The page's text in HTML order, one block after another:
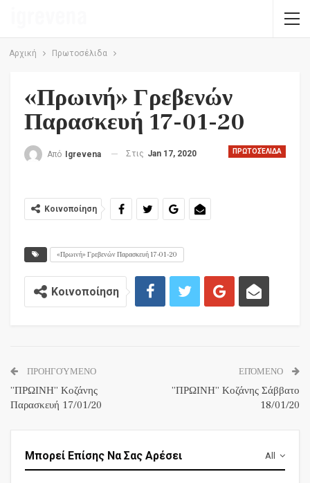
Αρχική Πρωτοσέλιδα
«Πρωινή» Γρεβενών
Παρασκευή 17-01-20
ΠΡΩΤΟΣΈΛΙΔΑ
Από Igrevena Στις Jan 17, 2020
Κοινοποίηση
«Πρωινή» Γρεβενών Παρασκευή 17-01-20
Κοινοποίηση
ΠΡΟΗΓΟΎΜΕΝΟ
”ΠΡΩΙΝΗ” Κοζάνης
Παρασκευή 17/01/20
ΕΠΌΜΕΝΟ
”ΠΡΩΙΝΗ” Κοζάνης Σάββατο
18/01/20
All
Μπορεί Επίσης Να Σας Αρέσει